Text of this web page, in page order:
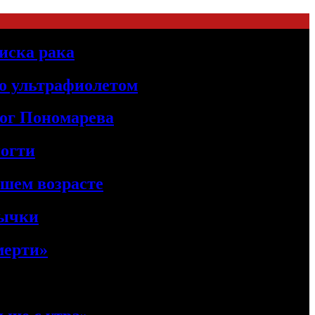
рака
ультрафиолетом
Пономарева
возрасте